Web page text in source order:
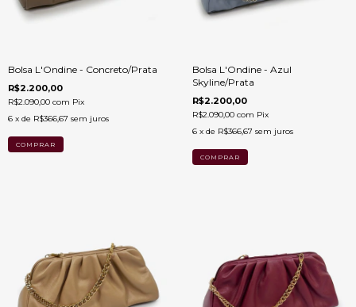
Bolsa L'Ondine - Concreto/Prata
R$2.200,00
R$2.090,00 com Pix
6 x de R$366,67 sem juros
Bolsa L'Ondine - Azul
Skyline/Prata
R$2.200,00
R$2.090,00 com Pix
6 x de R$366,67 sem juros